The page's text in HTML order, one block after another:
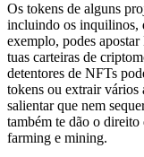
Os tokens de alguns
incluindo os inquilinos,
exemplo, podes
tuas carteiras de
detentores de NFTs
tokens ou extrair vários
salientar que nem
também te dão o
farming e mining.